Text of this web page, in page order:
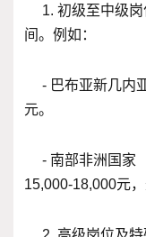
1. 初级至中级
间。例如：
- 巴布亚新几内
元。
- 南部非洲国家
15,000-18,000元